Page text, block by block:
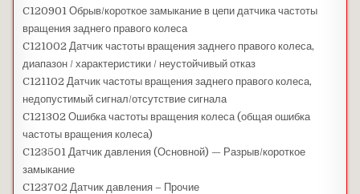
C120901 Обрыв/короткое замыкание в цепи датчика частоты
вращения заднего правого колеса
C121002 Датчик частоты вращения заднего правого колеса,
диапазон / характеристики / неустойчивый отказ
C121102 Датчик частоты вращения заднего правого колеса,
недопустимый сигнал/отсутствие сигнала
C121302 Ошибка частоты вращения колеса (общая ошибка
частоты вращения колеса)
C123501 Датчик давления (Основной) — Разрыв/короткое
замыкание
C123702 Датчик давления – Прочие